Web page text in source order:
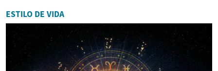
ESTILO DE VIDA